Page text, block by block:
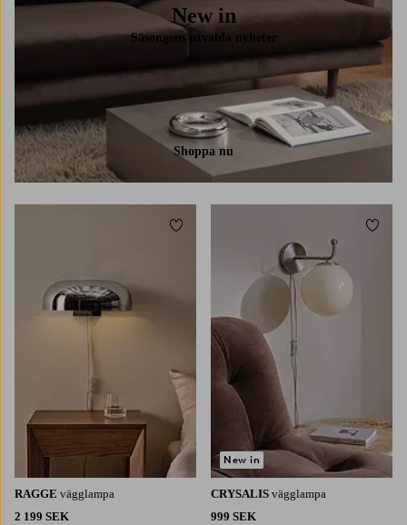
New in
Säsongens utvalda nyheter
Shoppa nu
RAGGE vägglampa
2 199 SEK
Lägg till i favoriter
CRYSALIS vägglampa
999 SEK
New in
Lägg